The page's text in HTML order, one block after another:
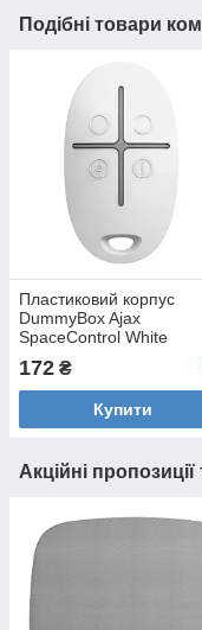
Подібні товари
Пластиковий корпус
DummyBox Ajax
SpaceControl White
172 ₴
Купити
Акційні